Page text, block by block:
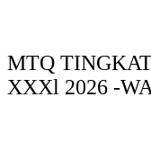
MTQ
XXXl 2026 -